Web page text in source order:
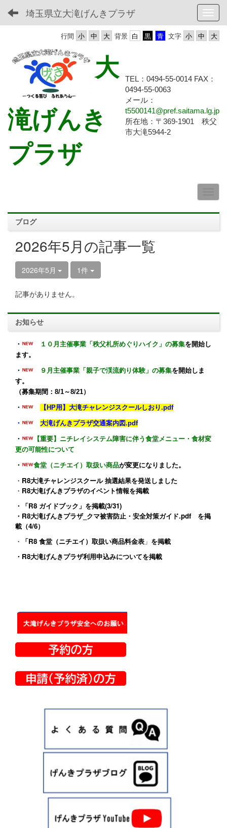
埼玉県立大滝げんきプラザ
文字
背景
行間
大
滝げんき
プラザ
TEL：0494-55-0014 FAX：
0494-55-0063
メール：
t5500141@pref.saitama.lg.jp
所在地：〒369-1901 秩父
市大滝5944-2
ブログ
2026年5月の記事一覧
2026年5月 1件
記事がありません。
お知らせ
・ １０月主催事業「秩父札所めぐりハイク」の募集を開始し
ます。
・ ９月主催事業「親子で渓流釣り体験」の募集を開始しま
す。
（募集期間：8/1～8/21）
・ 【HP用】大滝チャレンジスクールしおり.pdf
・ 大滝げんきプラザ交通案内図.pdf
・
【重要】ニチレイシステム障害に伴う食堂メニュー・食材変
更の可能性について
・ 食堂（ニチエイ）取扱い商品が変更になりました。
・ R8大滝チャレンジスクール 抽選結果を発送しました
・ R8大滝げんきプラザのイベント情報を掲載
・ 「R8 ガイドブック」 を掲載(3/31)
・ R8大滝げんきプラザ_クマ被害防止・安全対策ガイド.pdfを掲
載（4/6）
・
「R8 食堂（ニチエイ）取扱い商品料金表 」 を掲載
・ R8大滝げんきプラザ利用申込みについてを掲載